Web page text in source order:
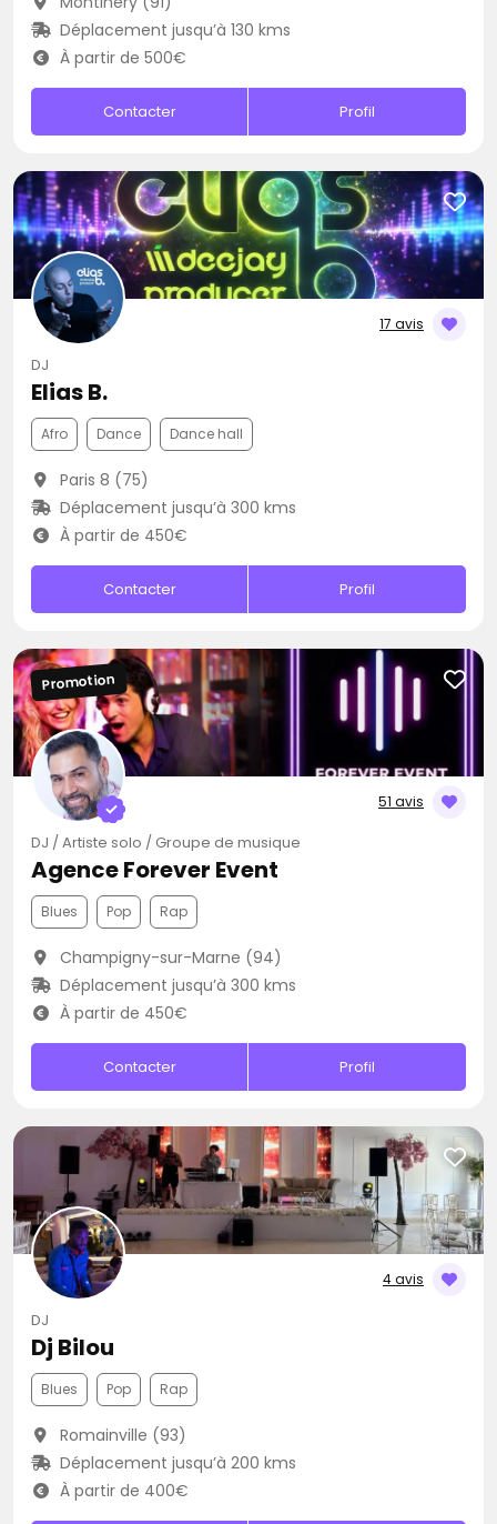
Déplacement jusqu’à 130 kms
À partir de 500€
Contacter Profil
17 avis
DJ
Elias B.
Afro Dance Dance hall
Paris 8 (75)
Déplacement jusqu’à 300 kms
À partir de 450€
Contacter Profil
51 avis
Promotion
DJ / Artiste solo / Groupe de musique
Agence Forever Event
Blues Pop Rap
Champigny-sur-Marne (94)
Déplacement jusqu’à 300 kms
À partir de 450€
Contacter Profil
4 avis
DJ
Dj Bilou
Blues Pop Rap
Romainville (93)
Déplacement jusqu’à 200 kms
À partir de 400€